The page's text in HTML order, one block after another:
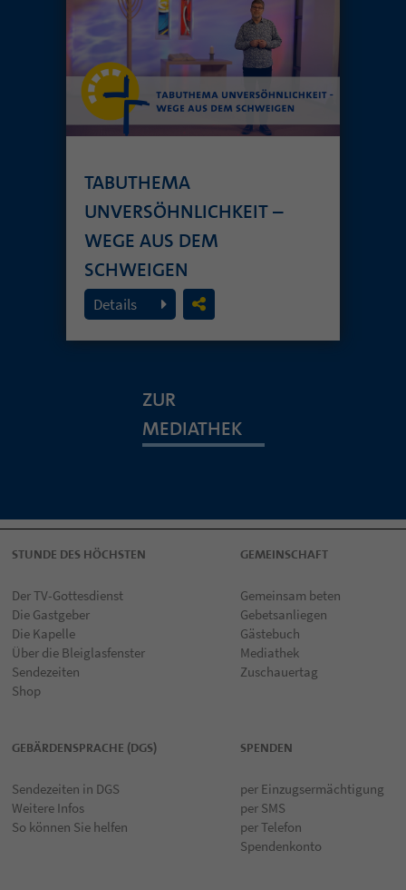
TABUTHEMA
UNVERSÖHNLICHKEIT –
WEGE AUS DEM
SCHWEIGEN
19. Juli 2026
Details
ZUR
MEDIATHEK
STUNDE DES HÖCHSTEN
Der TV-Gottesdienst
Die Gastgeber
Die Kapelle
Über die Bleiglasfenster
Sendezeiten
Shop
GEMEINSCHAFT
Gemeinsam beten
Gebetsanliegen
Gästebuch
Mediathek
Zuschauertag
GEBÄRDENSPRACHE (DGS)
Sendezeiten in DGS
Weitere Infos
So können Sie helfen
SPENDEN
per Einzugsermächtigung
per SMS
per Telefon
Spendenkonto